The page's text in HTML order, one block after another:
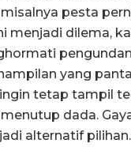
pesta
menjadi dilema,
yang
tetap tampil
dada.
alternatif pilihan.